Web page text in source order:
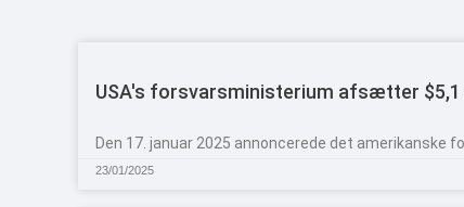
USA's forsvarsministerium afsætter
Den 17. januar 2025 annoncerede det amerikanske
23/01/2025